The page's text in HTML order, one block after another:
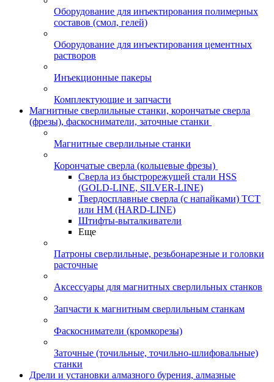
Оборудование для инъектирования полимерных
составов (смол, гелей)
Оборудование для инъектирования цементных
растворов
Инъекционные пакеры
Комплектующие и запчасти
Магнитные сверлильные станки, корончатые сверла
(фрезы), фаскосниматели, заточные станки
Магнитные сверлильные станки
Корончатые сверла (кольцевые фрезы)
Сверла из быстрорежущей стали HSS
(GOLD-LINE, SILVER-LINE)
Твердосплавные сверла (с напайками) ТСТ
или HM (HARD-LINE)
Штифты-выталкиватели
Еще
Патроны сверлильные, резьбонарезные и головки
расточные
Аксессуары для магнитных сверлильных станков
Запчасти к магнитным сверлильным станкам
Фаскосниматели (кромкорезы)
Заточные (точильные, точильно-шлифовальные)
станки
Дрели и установки алмазного бурения, алмазные